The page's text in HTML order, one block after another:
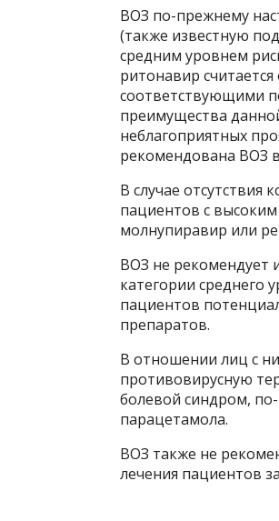
ВОЗ по-прежнему
(также известную
средним уровнем
ритонавир
соответствующими
преимущества
неблагоприятных
рекомендована ВОЗ
В случае
пациентов с
молнупиравир или
ВОЗ не рекомендует
категории среднего
пациентов
препаратов.
В отношении лиц с
противовирусную
болевой синдром,
парацетамола.
ВОЗ также не
лечения пациентов